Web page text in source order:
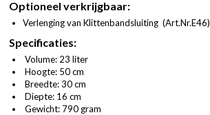
Optioneel verkrijgbaar:
Verlenging van Klittenbandsluiting (Art.Nr.E46)
Specificaties:
Volume: 23 liter
Hoogte: 50 cm
Breedte: 30 cm
Diepte: 16 cm
Gewicht: 790 gram